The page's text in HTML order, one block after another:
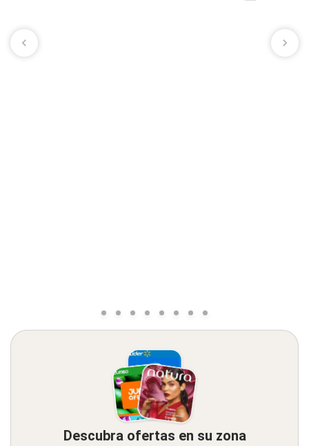
Descubra ofertas en su zona